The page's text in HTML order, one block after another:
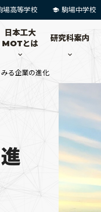
場高等学校 駒場中学校
日本工大
MOTとは
研究科案内
る企業の進化